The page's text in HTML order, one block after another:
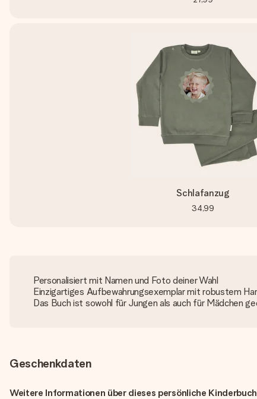
Schlafanzug
34,99
Personalisiert mit Namen und Foto deiner Wahl
Einzigartiges Aufbewahrungsexemplar mit robustem
Das Buch ist sowohl für Jungen als auch für Mädchen
Geschenkdaten
Weitere Informationen über dieses persönliche